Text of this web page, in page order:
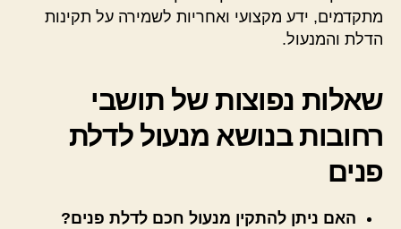
מתקדמים, ידע מקצועי ואחריות לשמירה על תקינות
הדלת והמנעול.
שאלות נפוצות של תושבי
רחובות בנושא מנעול לדלת
פנים
האם ניתן להתקין מנעול חכם לדלת פנים?